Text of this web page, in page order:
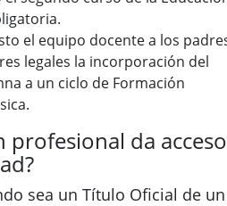
el equipo docente a los
legales la incorporación del
a un ciclo de Formación
profesional da acceso
sea un Título Oficial de un